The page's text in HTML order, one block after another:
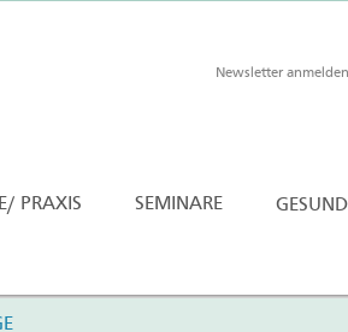
Newsletter anmelden
PRAXIS SEMINARE